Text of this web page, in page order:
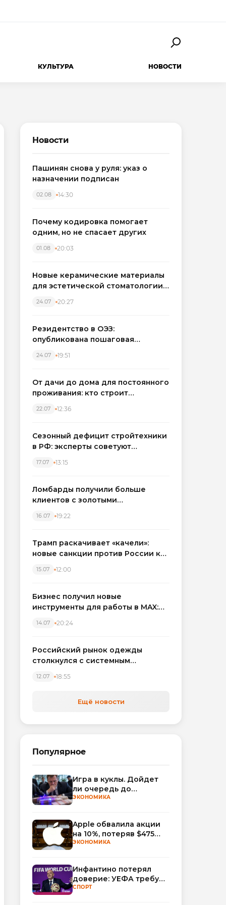
КУЛЬТУРА НОВОСТИ
Новости
Пашинян снова у руля: указ о
назначении подписан
02.08 14:30
Почему кодировка помогает
одним, но не спасает других
01.08 20:03
Новые керамические материалы
для эстетической стоматологии
24.07 20:27
Резидентство в ОЭЗ:
опубликована пошаговая
налоговых льгот для инвесторов
24.07 19:51
От дачи до дома для постоянного
проживания: кто строит
Западном регионе
22.07 12:36
Сезонный дефицит стройтехники
в РФ: эксперты советуют
17.07 13:15
Ломбарды получили больше
клиентов с золотыми
вырос на фоне подорожания
16.07 19:22
Трамп раскачивает «качели»:
новые санкции против России как
15.07 12:00
Бизнес получил новые
инструменты для работы в MAX:
автоматизируют обработку
14.07 20:24
Российский рынок одежды
столкнулся с системным
12.07 18:55
Ещё новости
Популярное
Игра в куклы. Дойдет
ли очередь до
Миллера?
ЭКОНОМИКА
Apple обвалила акции
на 10%, потеряв $475
млрд капитализации
ЭКОНОМИКА
Инфантино потерял
доверие: УЕФА требует
смены руководства
СПОРТ